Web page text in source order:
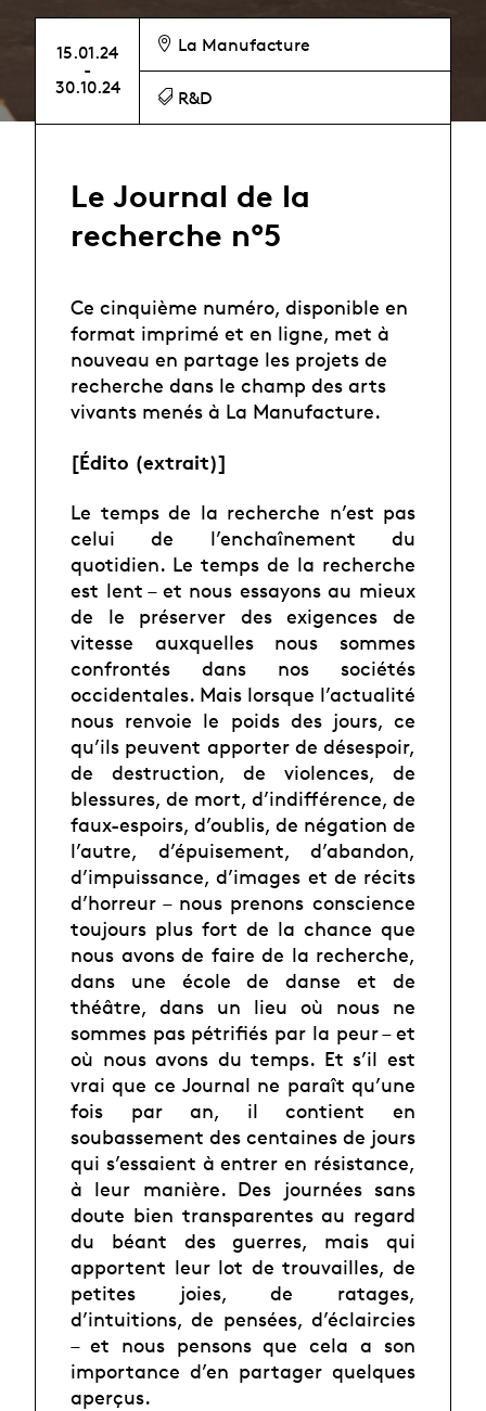
15.01.24
-
30.10.24
La Manufacture
R&D
Le Journal de la
recherche n°5
Ce cinquième numéro, disponible en
format imprimé et en ligne, met à
nouveau en partage les projets de
recherche dans le champ des arts
vivants menés à La Manufacture.
[Édito (extrait)]
Le temps de la recherche n’est pas
celui de l’enchaînement du
quotidien. Le temps de la recherche
est lent – et nous essayons au mieux
de le préserver des exigences de
vitesse auxquelles nous sommes
confrontés dans nos sociétés
occidentales. Mais lorsque l’actualité
nous renvoie le poids des jours, ce
qu’ils peuvent apporter de désespoir,
de destruction, de violences, de
blessures, de mort, d’indifférence, de
faux-espoirs, d’oublis, de négation de
l’autre, d’épuisement, d’abandon,
d’impuissance, d’images et de récits
d’horreur – nous prenons conscience
toujours plus fort de la chance que
nous avons de faire de la recherche,
dans une école de danse et de
théâtre, dans un lieu où nous ne
sommes pas pétrifiés par la peur – et
où nous avons du temps. Et s’il est
vrai que ce Journal ne paraît qu’une
fois par an, il contient en
soubassement des centaines de jours
qui s’essaient à entrer en résistance,
à leur manière. Des journées sans
doute bien transparentes au regard
du béant des guerres, mais qui
apportent leur lot de trouvailles, de
petites joies, de ratages,
d’intuitions, de pensées, d’éclaircies
– et nous pensons que cela a son
importance d’en partager quelques
aperçus.